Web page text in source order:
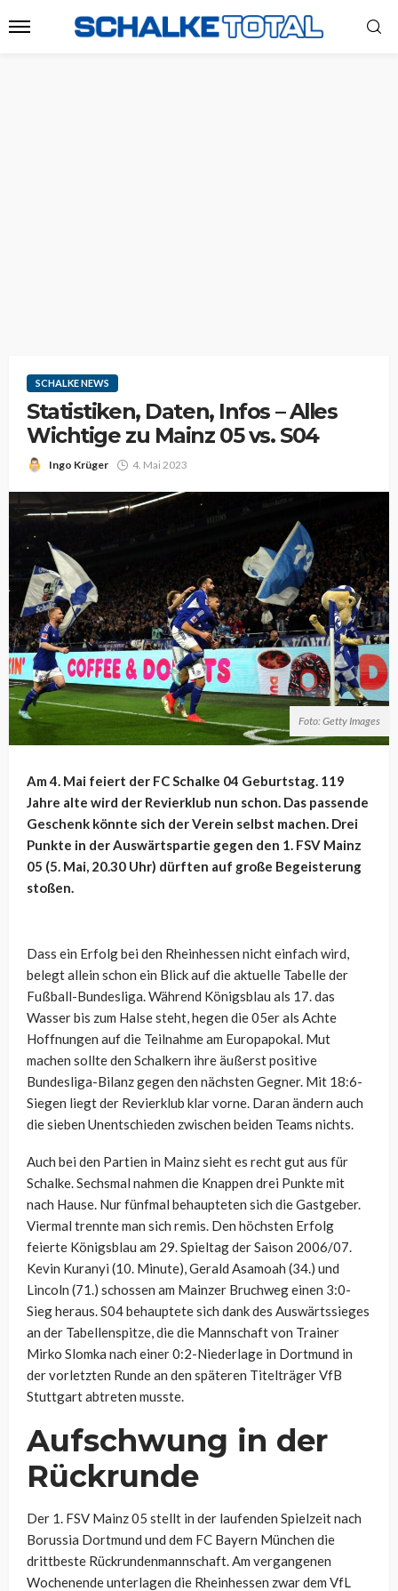
SCHALKE NEWS
Statistiken, Daten, Infos – Alles
Wichtige zu Mainz 05 vs. S04
Ingo Krüger 4. Mai 2023
Foto: Getty Images
Am 4. Mai feiert der FC Schalke 04 Geburtstag. 119
Jahre alte wird der Revierklub nun schon. Das passende
Geschenk könnte sich der Verein selbst machen. Drei
Punkte in der Auswärtspartie gegen den 1. FSV Mainz
05 (5. Mai, 20.30 Uhr) dürften auf große Begeisterung
stoßen.
Dass ein Erfolg bei den Rheinhessen nicht einfach wird,
belegt allein schon ein Blick auf die aktuelle Tabelle der
Fußball-Bundesliga. Während Königsblau als 17. das
Wasser bis zum Halse steht, hegen die 05er als Achte
Hoffnungen auf die Teilnahme am Europapokal. Mut
machen sollte den Schalkern ihre äußerst positive
Bundesliga-Bilanz gegen den nächsten Gegner. Mit 18:6-
Siegen liegt der Revierklub klar vorne. Daran ändern auch
die sieben Unentschieden zwischen beiden Teams nichts.
Auch bei den Partien in Mainz sieht es recht gut aus für
Schalke. Sechsmal nahmen die Knappen drei Punkte mit
nach Hause. Nur fünfmal behaupteten sich die Gastgeber.
Viermal trennte man sich remis. Den höchsten Erfolg
feierte Königsblau am 29. Spieltag der Saison 2006/07.
Kevin Kuranyi (10. Minute), Gerald Asamoah (34.) und
Lincoln (71.) schossen am Mainzer Bruchweg einen 3:0-
Sieg heraus. S04 behauptete sich dank des Auswärtssieges
an der Tabellenspitze, die die Mannschaft von Trainer
Mirko Slomka nach einer 0:2-Niederlage in Dortmund in
der vorletzten Runde an den späteren Titelträger VfB
Stuttgart abtreten musste.
Aufschwung in der
Rückrunde
Der 1. FSV Mainz 05 stellt in der laufenden Spielzeit nach
Borussia Dortmund und dem FC Bayern München die
drittbeste Rückrundenmannschaft. Am vergangenen
Wochenende unterlagen die Rheinhessen zwar dem VfL